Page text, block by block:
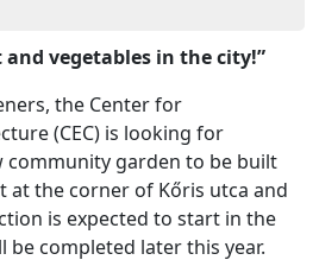
vegetables in the city!”
the Center for
(CEC) is looking for
community garden to be built
the corner of Kőris utca and
is expected to start in the
be completed later this year.